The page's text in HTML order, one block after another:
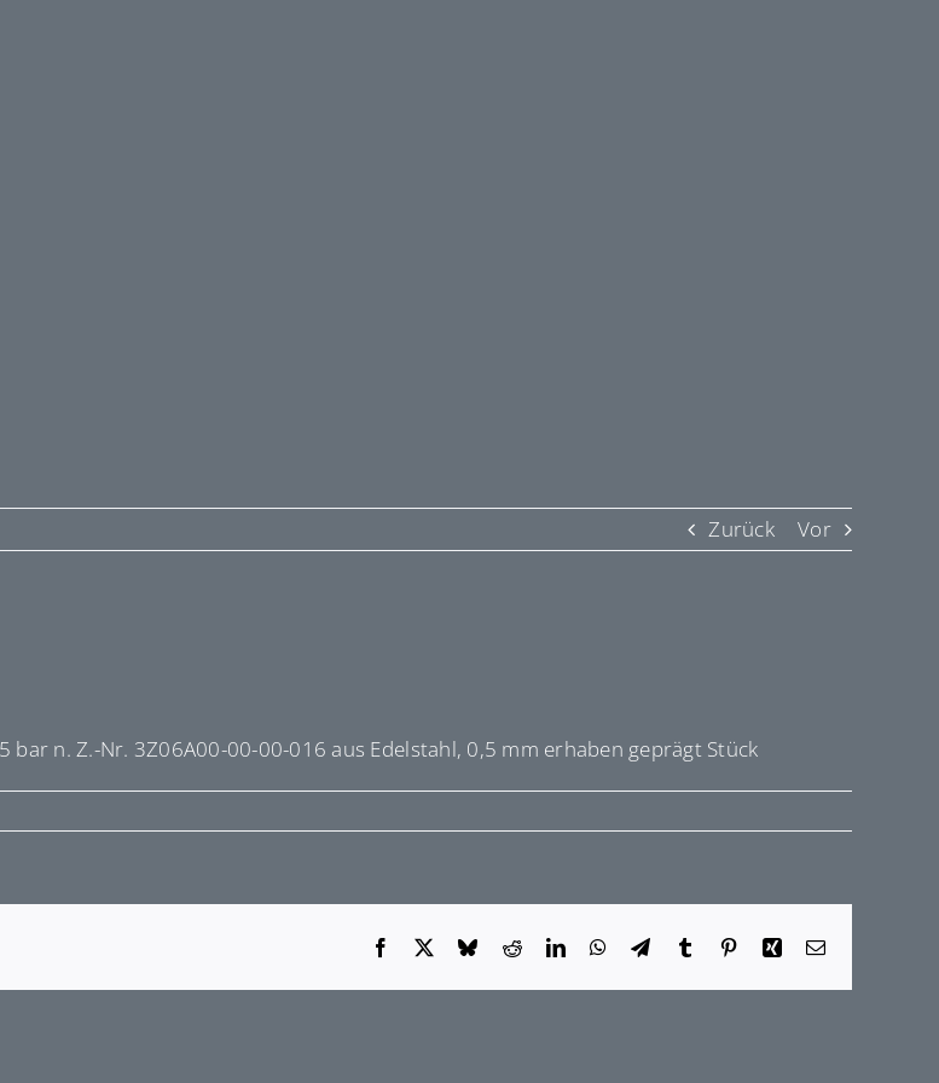
Zurück Vor
n. Z.-Nr. 3Z06A00-00-00-016 aus Edelstahl, 0,5 mm erhaben geprägt Stück
Facebook BlueskyRedditLinkedInWhatsApp
TelegramTumblr PinterestXing E-